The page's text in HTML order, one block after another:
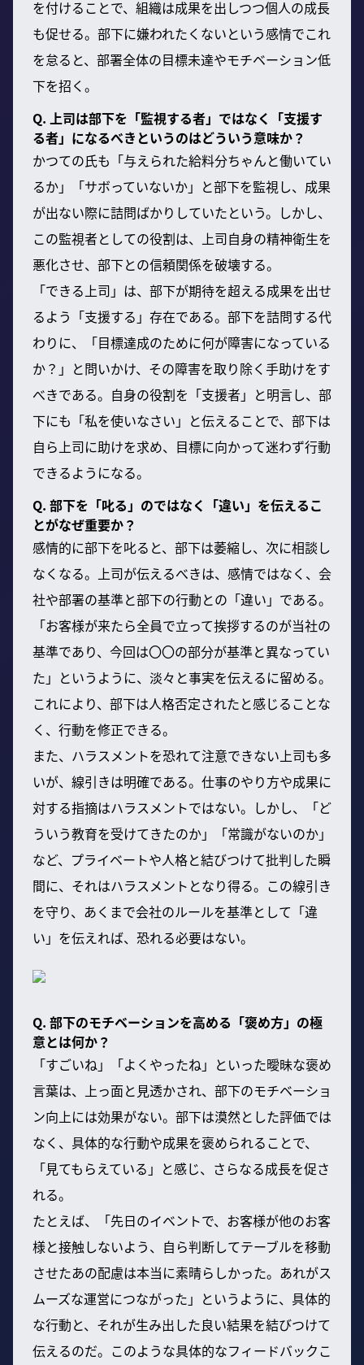
を付けることで、組織は成果を出しつつ個人の成長
も促せる。部下に嫌われたくないという感情でこれ
を怠ると、部署全体の目標未達やモチベーション低
下を招く。
Q. 上司は部下を「監視する者」ではなく「支援す
る者」になるべきというのはどういう意味か？
かつての氏も「与えられた給料分ちゃんと働いてい
るか」「サボっていないか」と部下を監視し、成果
が出ない際に詰問ばかりしていたという。しかし、
この監視者としての役割は、上司自身の精神衛生を
悪化させ、部下との信頼関係を破壊する。
「できる上司」は、部下が期待を超える成果を出せ
るよう「支援する」存在である。部下を詰問する代
わりに、「目標達成のために何が障害になっている
か？」と問いかけ、その障害を取り除く手助けをす
べきである。自身の役割を「支援者」と明言し、部
下にも「私を使いなさい」と伝えることで、部下は
自ら上司に助けを求め、目標に向かって迷わず行動
できるようになる。
Q. 部下を「叱る」のではなく「違い」を伝えるこ
とがなぜ重要か？
感情的に部下を叱ると、部下は萎縮し、次に相談し
なくなる。上司が伝えるべきは、感情ではなく、会
社や部署の基準と部下の行動との「違い」である。
「お客様が来たら全員で立って挨拶するのが当社の
基準であり、今回は〇〇の部分が基準と異なってい
た」というように、淡々と事実を伝えるに留める。
これにより、部下は人格否定されたと感じることな
く、行動を修正できる。
また、ハラスメントを恐れて注意できない上司も多
いが、線引きは明確である。仕事のやり方や成果に
対する指摘はハラスメントではない。しかし、「ど
ういう教育を受けてきたのか」「常識がないのか」
など、プライベートや人格と結びつけて批判した瞬
間に、それはハラスメントとなり得る。この線引き
を守り、あくまで会社のルールを基準として「違
い」を伝えれば、恐れる必要はない。
Q. 部下のモチベーションを高める「褒め方」の極
意とは何か？
「すごいね」「よくやったね」といった曖昧な褒め
言葉は、上っ面と見透かされ、部下のモチベーショ
ン向上には効果がない。部下は漠然とした評価では
なく、具体的な行動や成果を褒められることで、
「見てもらえている」と感じ、さらなる成長を促さ
れる。
たとえば、「先日のイベントで、お客様が他のお客
様と接触しないよう、自ら判断してテーブルを移動
させたあの配慮は本当に素晴らしかった。あれがス
ムーズな運営につながった」というように、具体的
な行動と、それが生み出した良い結果を結びつけて
伝えるのだ。このような具体的なフィードバックこ